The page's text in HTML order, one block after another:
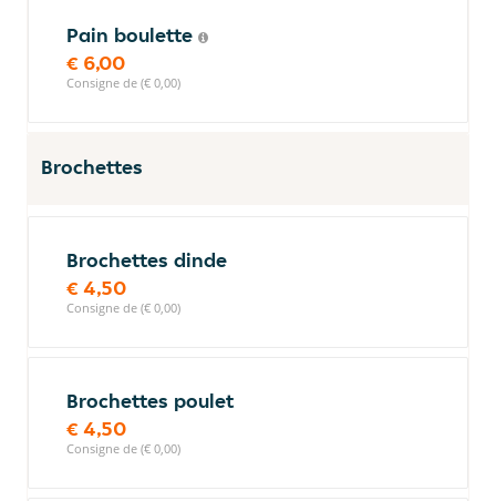
Pain boulette
€ 6,00
Consigne de (€ 0,00)
Brochettes
Brochettes dinde
€ 4,50
Consigne de (€ 0,00)
Brochettes poulet
€ 4,50
Consigne de (€ 0,00)